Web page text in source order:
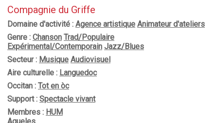
Compagnie du Griffe
Domaine d'activité : Agence artistique Animateur d'ateliers
Genre : Chanson Trad/Populaire
Expérimental/Contemporain Jazz/Blues
Secteur : Musique Audiovisuel
Aire culturelle : Languedoc
Occitan : Tot en òc
Support : Spectacle vivant
Membres : HUM